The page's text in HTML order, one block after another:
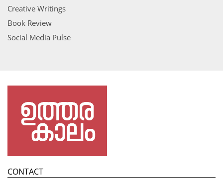
Creative Writings
Book Review
Social Media Pulse
CONTACT